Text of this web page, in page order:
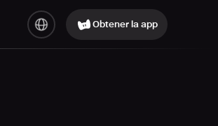
Obtener la app